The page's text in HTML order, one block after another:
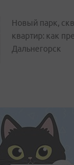
Новый парк,
квартир: как
Дальнегорск